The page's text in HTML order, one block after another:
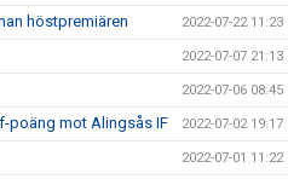
höstpremiären 2022-07-22 11:23
2022-07-07 21:13
2022-07-06 08:45
poäng mot Alingsås IF 2022-07-02 19:17
2022-07-01 11:22